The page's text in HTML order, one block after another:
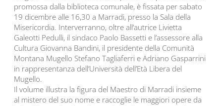
promossa dalla biblioteca comunale, è fissata per sabato
19 dicembre alle 16,30 a Marradi, presso la Sala della
Misericordia. Interverranno, oltre all’autrice Livietta
Galeotti Pedulli, il sindaco Paolo Bassetti e l’assessore alla
Cultura Giovanna Bandini, il presidente della Comunità
Montana Mugello Stefano Tagliaferri e Adriano Gasparrini
in rappresentanza dell’Università dell’Età Libera del
Mugello.
Il volume illustra la figura del Maestro di Marradi insieme
al mistero del suo nome e raccoglie le maggiori opere da